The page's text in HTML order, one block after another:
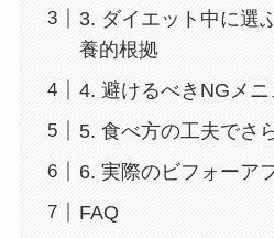
3. ダイエット中に選
養的根拠
4. 避けるべきNGメニ
5. 食べ方の工夫でさ
6. 実際のビフォーア
FAQ